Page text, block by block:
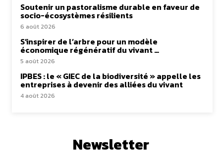
Soutenir un pastoralisme durable en faveur de
socio-écosystèmes résilients
6 août 2026
S’inspirer de l’arbre pour un modèle
économique régénératif du vivant …
5 août 2026
IPBES : le « GIEC de la biodiversité » appelle les
entreprises à devenir des alliées du vivant
4 août 2026
Newsletter